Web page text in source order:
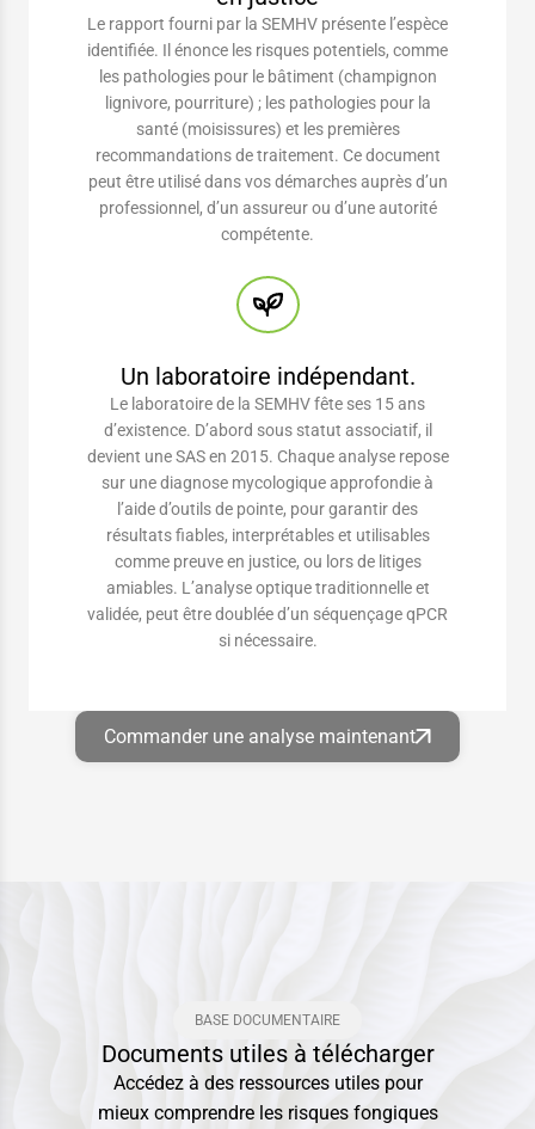
Le rapport fourni par la SEMHV présente l’espèce
identifiée. Il énonce les risques potentiels, comme
les pathologies pour le bâtiment (champignon
lignivore, pourriture) ; les pathologies pour la
santé (moisissures) et les premières
recommandations de traitement. Ce document
peut être utilisé dans vos démarches auprès d’un
professionnel, d’un assureur ou d’une autorité
compétente.
Un laboratoire indépendant.
Le laboratoire de la SEMHV fête ses 15 ans
d’existence. D’abord sous statut associatif, il
devient une SAS en 2015. Chaque analyse repose
sur une diagnose mycologique approfondie à
l’aide d’outils de pointe, pour garantir des
résultats fiables, interprétables et utilisables
comme preuve en justice, ou lors de litiges
amiables. L’analyse optique traditionnelle et
validée, peut être doublée d’un séquençage qPCR
si nécessaire.
Commander une analyse maintenant
BASE DOCUMENTAIRE
Documents utiles à télécharger
Accédez à des ressources utiles pour
mieux comprendre les risques fongiques